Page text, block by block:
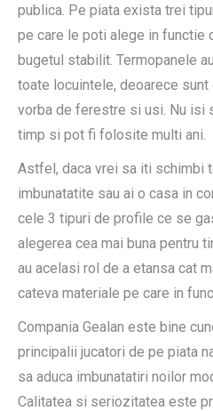
publica. Pe piata exista trei
pe care le poti alege in functie
bugetul stabilit. Termopanele
toate locuintele, deoarece sunt
vorba de ferestre si usi. Nu isi
timp si pot fi folosite multi ani.
Astfel, daca vrei sa iti schimbi
imbunatatite sau ai o casa in
cele 3 tipuri de profile ce se
alegerea cea mai buna pentru
au acelasi rol de a etansa cat
cateva materiale pe care in
Compania Gealan este bine
principalii jucatori de pe piata
sa aduca imbunatatiri noilor
Calitatea si seriozitatea este